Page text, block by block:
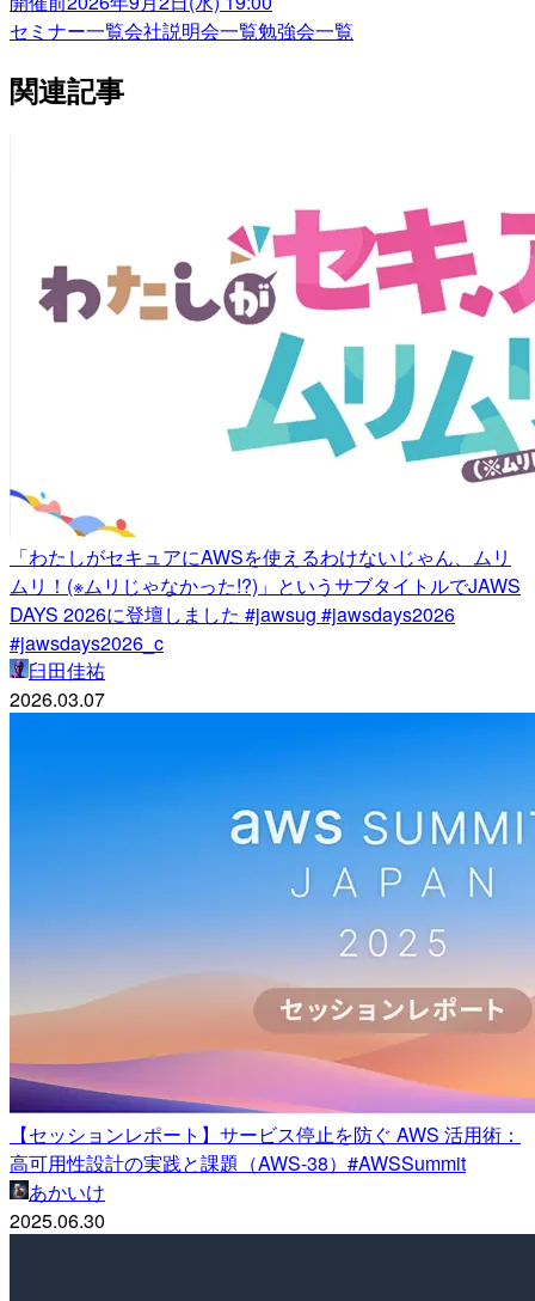
セミナー一覧会社説明会一覧勉強会一覧
関連記事
「わたしがセキュアにAWSを使えるわけないじゃん、ムリ
ムリ！(※ムリじゃなかった!?)」というサブタイトルでJAWS
DAYS 2026に登壇しました #jawsug #jawsdays2026
#jawsdays2026_c
臼田佳祐
2026.03.07
【セッションレポート】サービス停止を防ぐ AWS 活用術：
高可用性設計の実践と課題（AWS-38）#AWSSummit
あかいけ
2025.06.30